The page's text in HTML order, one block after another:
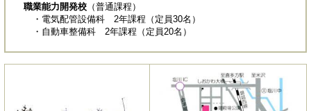
職業能力開発校（普通課程）
・電気配管設備科 2年課程（定員30名）
・自動車整備科 2年課程（定員20名）